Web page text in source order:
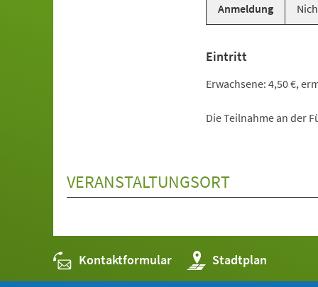
Anmeldung
Eintritt
Erwachsene: 4,50 €,
Die Teilnahme an der
VERANSTALTUNGSORT
Kontaktformular Stadtplan
(Öffnet
in